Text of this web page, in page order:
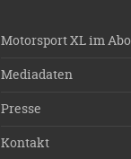
Motorsport XL im Abo
Mediadaten
Presse
Kontakt